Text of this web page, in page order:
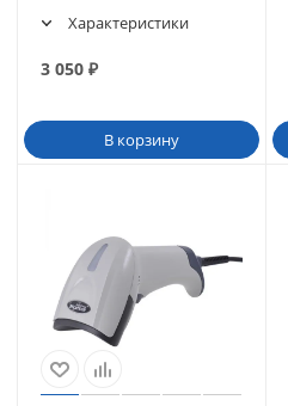
Характеристики
3 050 ₽
В корзину